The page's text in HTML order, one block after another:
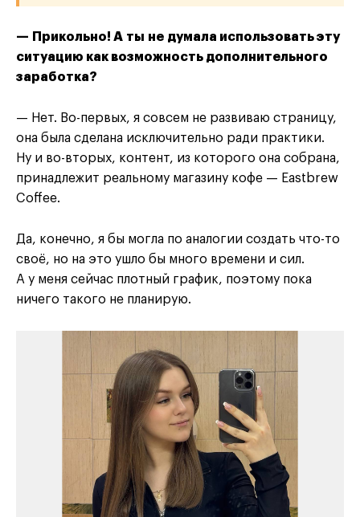
— Прикольно! А ты не думала использовать эту
ситуацию как возможность дополнительного
заработка?
— Нет. Во-первых, я совсем не развиваю страницу,
она была сделана исключительно ради практики.
Ну и во-вторых, контент, из которого она собрана,
принадлежит реальному магазину кофе — Eastbrew
Coffee.
Да, конечно, я бы могла по аналогии создать что-то
своё, но на это ушло бы много времени и сил.
А у меня сейчас плотный график, поэтому пока
ничего такого не планирую.